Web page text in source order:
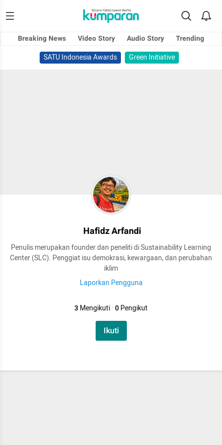
Breaking News Video Story Audio Story
Trending
SATU Indonesia Awards
Green Initiative
Hafidz Arfandi
Penulis merupakan founder dan peneliti di Sustainability Learning
Center (SLC). Penggiat isu demokrasi, kewargaan, dan perubahan
iklim
Laporkan Pengguna
3Mengikuti·0Pengikut
Ikuti